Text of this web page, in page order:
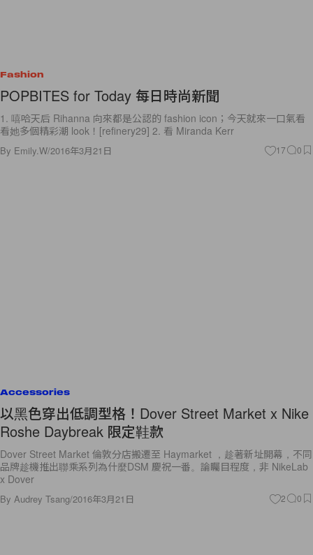
Fashion
POPBITES for Today 每日時尚新聞
1. 嘻哈天后 Rihanna 向來都是公認的 fashion icon；今天就來一口氣看
看她多個精彩潮 look！[refinery29] 2. 看 Miranda Kerr
By Emily.W/2016年3月21日 17 0
Accessories
以黑色穿出低調型格！Dover Street Market x Nike
Roshe Daybreak 限定鞋款
Dover Street Market 倫敦分店搬遷至 Haymarket ，趁著新址開幕，不同
品牌趁機推出聯乘系列為什麼DSM 慶祝一番。論矚目程度，非 NikeLab
x Dover
By Audrey Tsang/2016年3月21日 2 0